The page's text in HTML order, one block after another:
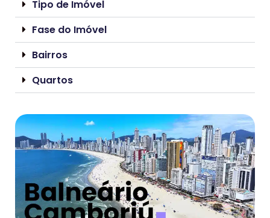
Tipo de Imóvel
Fase do Imóvel
Bairros
Quartos